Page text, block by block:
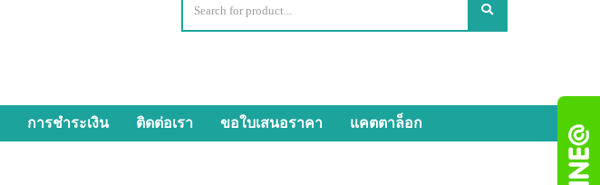
การชำระเงิน ติดต่อเรา ขอใบเสนอราคา แคตตาล็อก